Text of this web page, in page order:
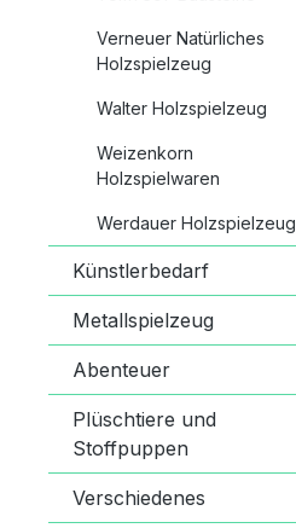
Verneuer Natürliches
Holzspielzeug
Walter Holzspielzeug
Weizenkorn
Holzspielwaren
Werdauer Holzspielzeug
Künstlerbedarf
Metallspielzeug
Abenteuer
Plüschtiere und
Stoffpuppen
Verschiedenes